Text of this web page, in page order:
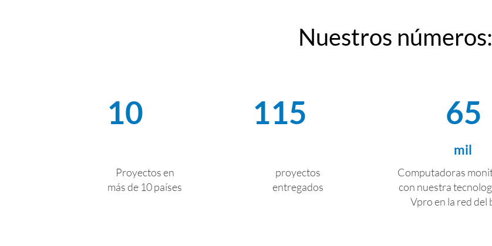
Nuestros números:
10
Proyectos en
más de 10 países
115
proyectos
entregados
65
mil
Computadoras
con nuestra
Vpro en la red del